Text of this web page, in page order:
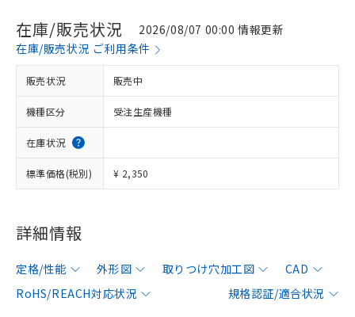
在庫/販売状況
2026/08/07 00:00 情報更新
在庫/販売状況 ご利用条件
販売状況 販売中
機種区分 受注生産機種
在庫状況
標準価格(税別) ¥ 2,350
詳細情報
定格/性能 外形図 取りつけ穴加工図
CAD
RoHS/REACH対応状況
規格認証/適合状況